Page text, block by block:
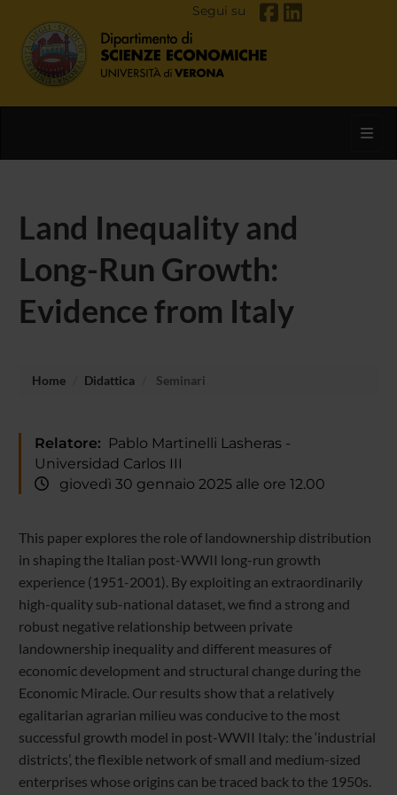
Segui su
Land Inequality and
Long-Run Growth:
Evidence from Italy
Home Didattica Seminari
Relatore: Pablo Martinelli Lasheras -
Universidad Carlos III
giovedì 30 gennaio 2025 alle ore 12.00
This paper explores the role of landownership distribution
in shaping the Italian post-WWII long-run growth
experience (1951-2001). By exploiting an extraordinarily
high-quality sub-national dataset, we find a strong and
robust negative relationship between private
landownership inequality and different measures of
economic development and structural change during the
Economic Miracle. Our results show that a relatively
egalitarian agrarian milieu was conducive to the most
successful growth model in post-WWII Italy: the ‘industrial
districts’, the flexible network of small and medium-sized
enterprises whose origins can be traced back to the 1950s.